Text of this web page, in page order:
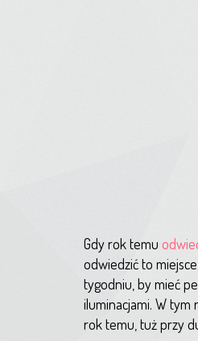
Gdy rok temu
odwiedzić to
tygodniu, by mieć
iluminacjami. W tym
rok temu, tuż przy